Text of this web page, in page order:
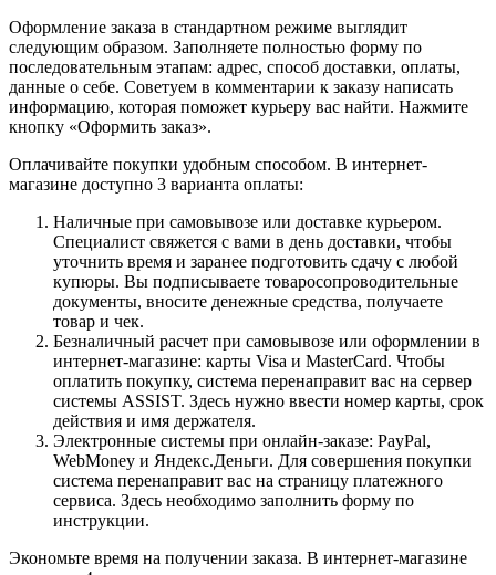
Оформление заказа в стандартном режиме выглядит
следующим образом. Заполняете полностью форму по
последовательным этапам: адрес, способ доставки, оплаты,
данные о себе. Советуем в комментарии к заказу написать
информацию, которая поможет курьеру вас найти. Нажмите
кнопку «Оформить заказ».
Оплачивайте покупки удобным способом. В интернет-
магазине доступно 3 варианта оплаты:
Наличные при самовывозе или доставке курьером.
Специалист свяжется с вами в день доставки, чтобы
уточнить время и заранее подготовить сдачу с любой
купюры. Вы подписываете товаросопроводительные
документы, вносите денежные средства, получаете
товар и чек.
Безналичный расчет при самовывозе или оформлении в
интернет-магазине: карты Visa и MasterCard. Чтобы
оплатить покупку, система перенаправит вас на сервер
системы ASSIST. Здесь нужно ввести номер карты, срок
действия и имя держателя.
Электронные системы при онлайн-заказе: PayPal,
WebMoney и Яндекс.Деньги. Для совершения покупки
система перенаправит вас на страницу платежного
сервиса. Здесь необходимо заполнить форму по
инструкции.
Экономьте время на получении заказа. В интернет-магазине